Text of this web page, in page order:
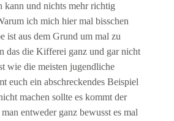
kann und nichts mehr richtig
ich mich hier mal bisschen
ist aus dem Grund um mal zu
das die Kifferei ganz und gar nicht
wie die meisten jugendliche
euch ein abschreckendes Beispiel
machen sollte es kommt der
entweder ganz bewusst es mal